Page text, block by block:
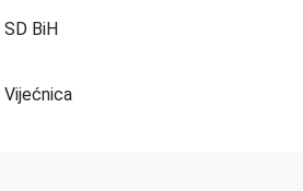
SD BiH
Vijećnica